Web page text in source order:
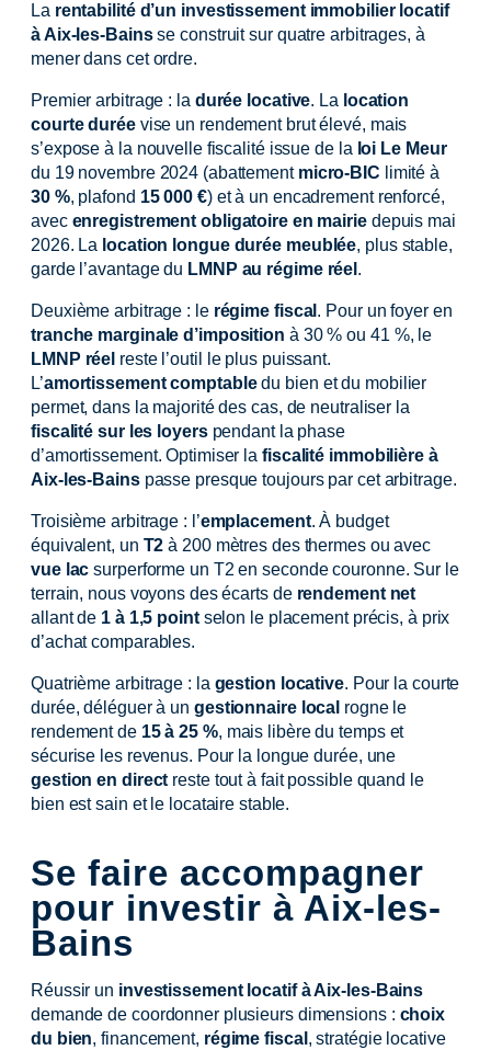
La rentabilité d’un investissement immobilier locatif
à Aix-les-Bainsse construit sur quatre arbitrages, à
mener dans cet ordre.
Premier arbitrage : la durée locative. La location
courte duréevise un rendement brut élevé, mais
s’expose à la nouvelle fiscalité issue de la loi Le Meur
du 19 novembre 2024 (abattement micro-BIC limité à
30 %, plafond 15 000 €) et à un encadrement renforcé,
avec enregistrement obligatoire en mairiedepuis mai
2026. La location longue durée meublée, plus stable,
garde l’avantage du LMNP au régime réel .
Deuxième arbitrage : le régime fiscal . Pour un foyer en
tranche marginale d’imposition à 30 % ou 41 %, le
LMNP réel reste l’outil le plus puissant.
L’amortissement comptabledu bien et du mobilier
permet, dans la majorité des cas, de neutraliser la
fiscalité sur les loyerspendant la phase
d’amortissement. Optimiser la fiscalité immobilière à
Aix-les-Bainspasse presque toujours par cet arbitrage.
Troisième arbitrage : l’emplacement. À budget
équivalent, un T2 à 200 mètres des thermes ou avec
vue lac surperforme un T2 en seconde couronne. Sur le
terrain, nous voyons des écarts de rendement net
allant de 1 à 1,5 pointselon le placement précis, à prix
d’achat comparables.
Quatrième arbitrage : la gestion locative. Pour la courte
durée, déléguer à un gestionnaire local rogne le
rendement de 15 à 25 %, mais libère du temps et
sécurise les revenus. Pour la longue durée, une
gestion en directreste tout à fait possible quand le
bien est sain et le locataire stable.
Se faire accompagner
pour investir à Aix-les-
Bains
Réussir un investissement locatif à Aix-les-Bains
demande de coordonner plusieurs dimensions : choix
du bien, financement, régime fiscal , stratégie locative